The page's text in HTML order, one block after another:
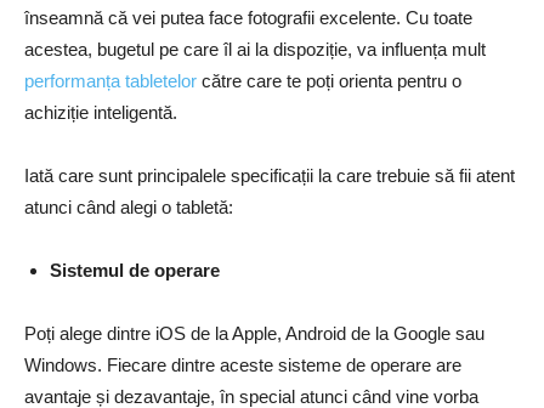
înseamnă că vei putea face fotografii excelente. Cu toate
acestea, bugetul pe care îl ai la dispoziție, va influența mult
performanța tabletelor către care te poți orienta pentru o
achiziție inteligentă.
Iată care sunt principalele specificații la care trebuie să fii atent
atunci când alegi o tabletă:
Sistemul de operare
Poți alege dintre iOS de la Apple, Android de la Google sau
Windows. Fiecare dintre aceste sisteme de operare are
avantaje și dezavantaje, în special atunci când vine vorba